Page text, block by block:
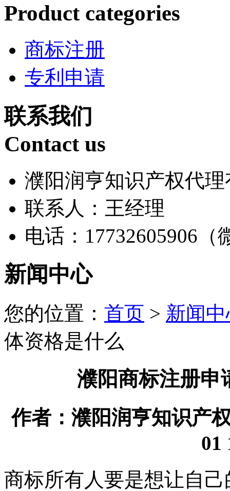
Product categories
商标注册
专利申请
联系我们
Contact us
濮阳润亨知识产权代
联系人：王经理
电话：17732605906（
新闻中心
您的位置： 首页 > 新闻
体资格是什么
濮阳商标注册申
作者：濮阳润亨知识产
01
商标所有人要是想让自